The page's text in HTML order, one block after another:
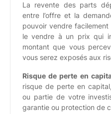
La revente des parts
entre l’offre et la
pouvoir vendre
le vendre à un prix qui
montant que vous
vous serez exposés aux
Risque de perte en
risque de perte en
ou partie de votre
garantie ou protection de